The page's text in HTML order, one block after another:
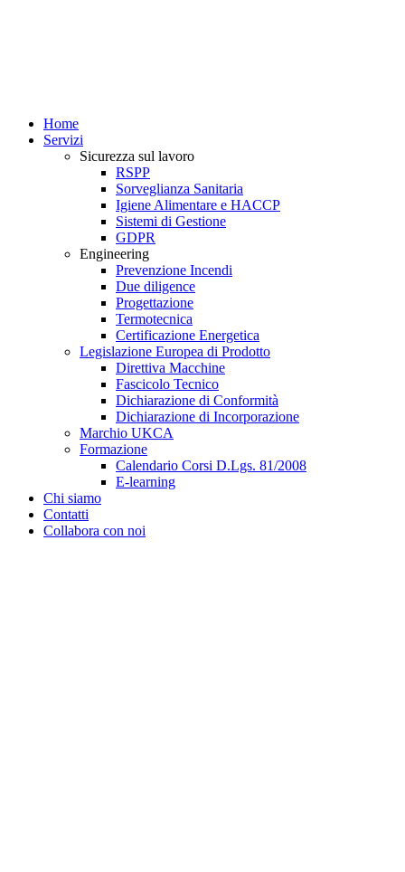
Home
Servizi
Sicurezza sul lavoro
RSPP
Sorveglianza Sanitaria
Igiene Alimentare e HACCP
Sistemi di Gestione
GDPR
Engineering
Prevenzione Incendi
Due diligence
Progettazione
Termotecnica
Certificazione Energetica
Legislazione Europea di Prodotto
Direttiva Macchine
Fascicolo Tecnico
Dichiarazione di Conformità
Dichiarazione di Incorporazione
Marchio UKCA
Formazione
Calendario Corsi D.Lgs. 81/2008
E-learning
Chi siamo
Contatti
Collabora con noi